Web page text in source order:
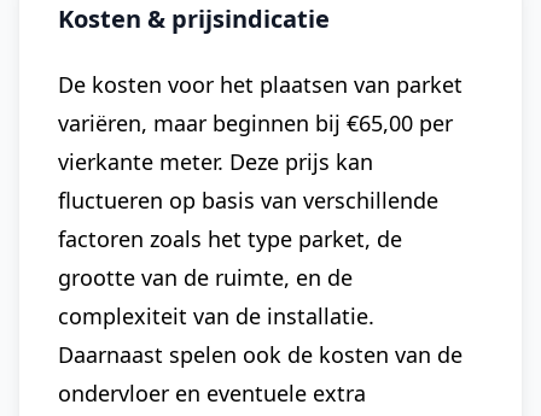
Kosten & prijsindicatie
De kosten voor het plaatsen van parket
variëren, maar beginnen bij €65,00 per
vierkante meter. Deze prijs kan
fluctueren op basis van verschillende
factoren zoals het type parket, de
grootte van de ruimte, en de
complexiteit van de installatie.
Daarnaast spelen ook de kosten van de
ondervloer en eventuele extra